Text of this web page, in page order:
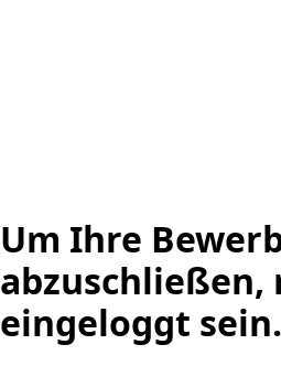
Um Ihre
abzuschließen,
eingeloggt sein.